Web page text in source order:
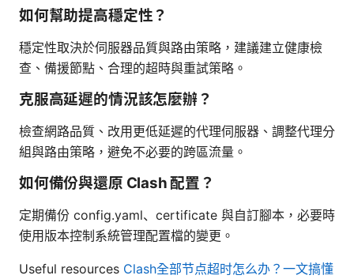
如何幫助提高穩定性？
穩定性取決於伺服器品質與路由策略，建議建立健康檢
查、備援節點、合理的超時與重試策略。
克服高延遲的情況該怎麼辦？
檢查網路品質、改用更低延遲的代理伺服器、調整代理分
組與路由策略，避免不必要的跨區流量。
如何備份與還原 Clash 配置？
定期備份 config.yaml、certificate 與自訂腳本，必要時
使用版本控制系統管理配置檔的變更。
Useful resources Clash全部节点超时怎么办？一文搞懂